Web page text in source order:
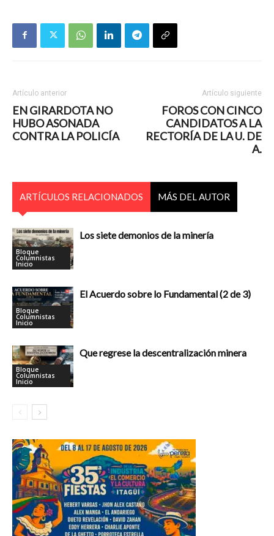
Artículo anterior
EN GIRARDOTA NO
HUBO ASONADA
CONTRA LA POLICÍA
Artículo siguiente
FOROS CON CINCO
CANDIDATOS A LA
RECTORÍA DE LA U. DE
A.
ARTÍCULOS RELACIONADOS MÁS DEL AUTOR
Bloque
Columnistas
Inicio
Los siete demonios de la minería
Bloque
Columnistas
Inicio
El Acuerdo sobre lo Fundamental (2 de 3)
Bloque
Columnistas
Inicio
Que regrese la descentralización minera